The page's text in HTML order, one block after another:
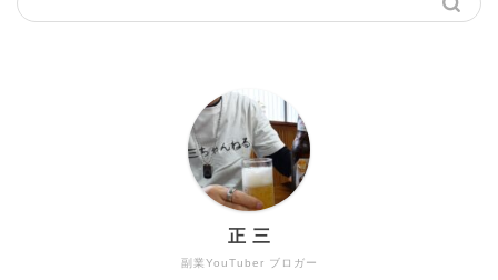
副業YouTuber ブロガー
正 三